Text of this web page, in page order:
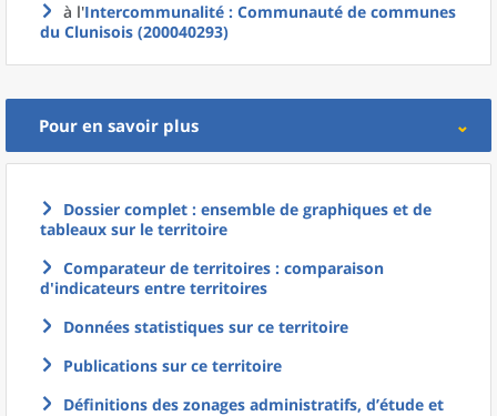
à l'Intercommunalité : Communauté de communes
du Clunisois (200040293)
Pour en savoir plus
Dossier complet : ensemble de graphiques et de
tableaux sur le territoire
Comparateur de territoires : comparaison
d'indicateurs entre territoires
Données statistiques sur ce territoire
Publications sur ce territoire
Définitions des zonages administratifs, d’étude et